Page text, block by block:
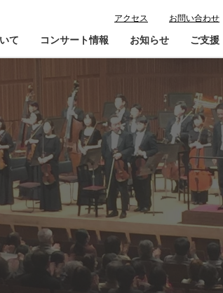
アクセス お問い合わせ
て
ア
流
コンサート情報
チケット購入ガイド
鑑賞会員入会
定期演奏会アーカイブ
お知らせ ご支援
寄付控除につ